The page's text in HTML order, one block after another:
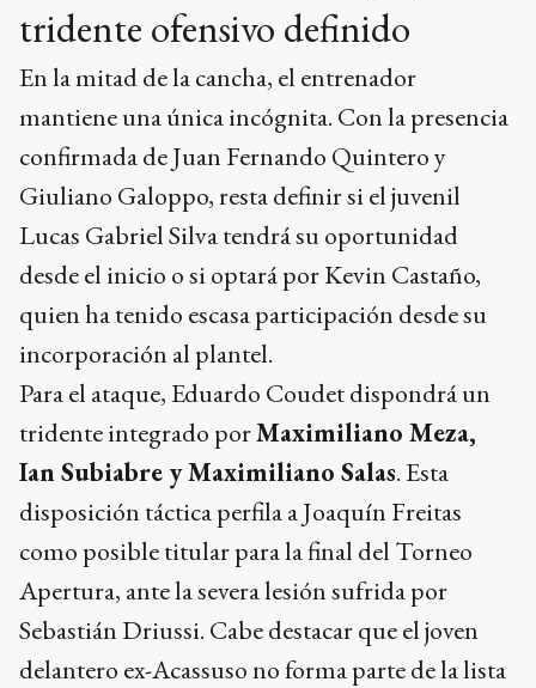
tridente ofensivo definido
En la mitad de la cancha, el entrenador
mantiene una única incógnita. Con la presencia
confirmada de Juan Fernando Quintero y
Giuliano Galoppo, resta definir si el juvenil
Lucas Gabriel Silva tendrá su oportunidad
desde el inicio o si optará por Kevin Castaño,
quien ha tenido escasa participación desde su
incorporación al plantel.
Para el ataque, Eduardo Coudet dispondrá un
tridente integrado porMaximiliano Meza,
Ian Subiabre y Maximiliano Salas. Esta
disposición táctica perfila a Joaquín Freitas
como posible titular para la final del Torneo
Apertura, ante la severa lesión sufrida por
Sebastián Driussi. Cabe destacar que el joven
delantero ex-Acassuso no forma parte de la lista